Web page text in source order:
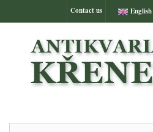
English
Contact us